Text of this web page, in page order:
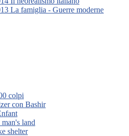
La famiglia - Guerre moderne
colpi
con Bashir
land
shelter